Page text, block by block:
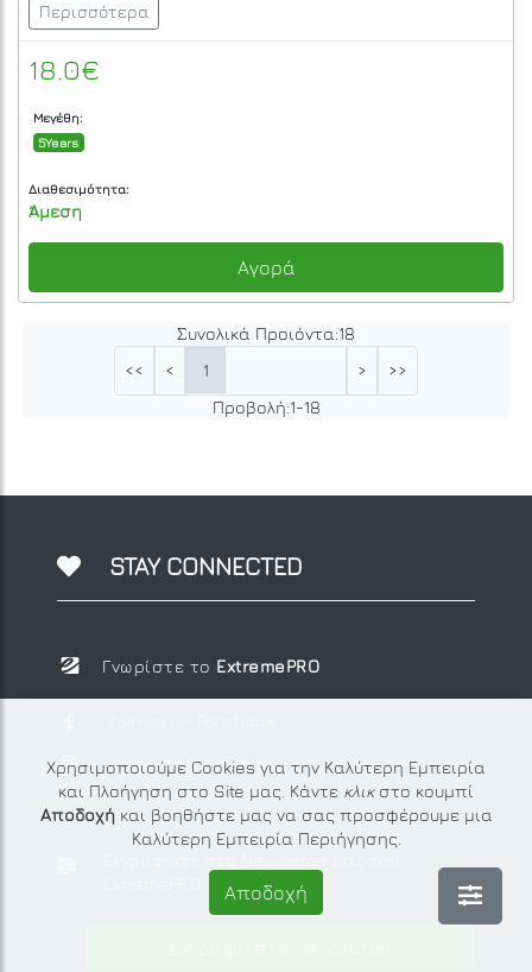
Περισσότερα
18.0€
Μεγέθη:
5Years
Διαθεσιμότητα:
Άμεση
Αγορά
Συνολικά Προιόντα:18
<<
< 1 >
>>
Προβολή:1-18
Χρησιμοποιούμε Cookies για την Καλύτερη Εμπειρία
και Πλοήγηση στο Site μας. Κάντε κλικ στο κουμπί
Αποδοχήκαι βοηθήστε μας να σας προσφέρουμε μια
Καλύτερη Εμπειρία Περιήγησης.
Αποδοχή
STAY CONNECTED
Γνωρίστε το ExtremePRO
Join us on Instagram